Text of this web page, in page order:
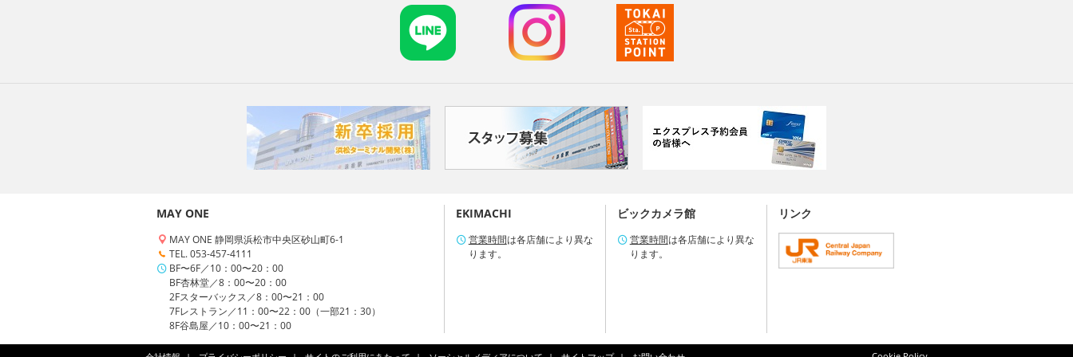
MAY ONE
MAY ONE 静岡県浜松市中央区砂山町6-1
TEL. 053-457-4111
BF〜6F／10：00〜20：00
BF杏林堂／8：00〜20：00
2Fスターバックス／8：00〜21：00
7Fレストラン／11：00〜22：00（一部21：30）
8F谷島屋／10：00〜21：00
EKIMACHI
営業時間は各店舗により異な
ります。
ビックカメラ館
営業時間は各店舗により異な
ります。
リンク